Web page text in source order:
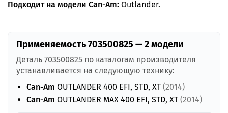
Подходит на модели Can-Am: Outlander.
Применяемость 703500825 — 2 модели
Деталь 703500825 по каталогам производителя
устанавливается на следующую технику:
Can-Am OUTLANDER 400 EFI, STD, XT (2014)
Can-Am OUTLANDER MAX 400 EFI, STD, XT (2014)